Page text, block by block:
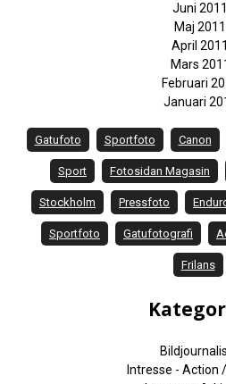
Juni 2011
Maj 2011
April 2011
Mars
Februari
Januari
Gatufoto Sportfoto Canon
Sport Fotosidan Magasin
Stockholm Pressfoto
Sportfoto Gatufotografi
Frilans
Intresse - Action